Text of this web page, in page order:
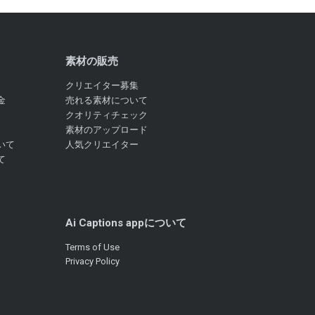
て
素材の販売
クリエイター募集
売れる素材について
クオリティチェック
素材のアップロード
人気クリエイター
Ai Captions appについて
Terms of Use
Privacy Policy